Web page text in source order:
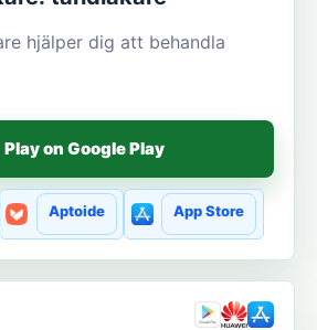
hjälper dig att behandla
Play on Google Play
Aptoide App Store